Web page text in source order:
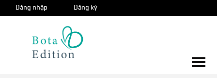
Đăng nhập Đăng ký